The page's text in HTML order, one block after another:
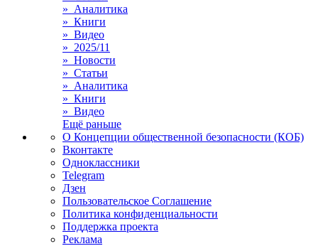
» Аналитика
» Книги
» Видео
» 2025/11
» Новости
» Статьи
» Аналитика
» Книги
» Видео
Ещё раньше
О Концепции общественной безопасности (КОБ)
Вконтакте
Одноклассники
Telegram
Дзен
Пользовательское Соглашение
Политика конфиденциальности
Поддержка проекта
Реклама